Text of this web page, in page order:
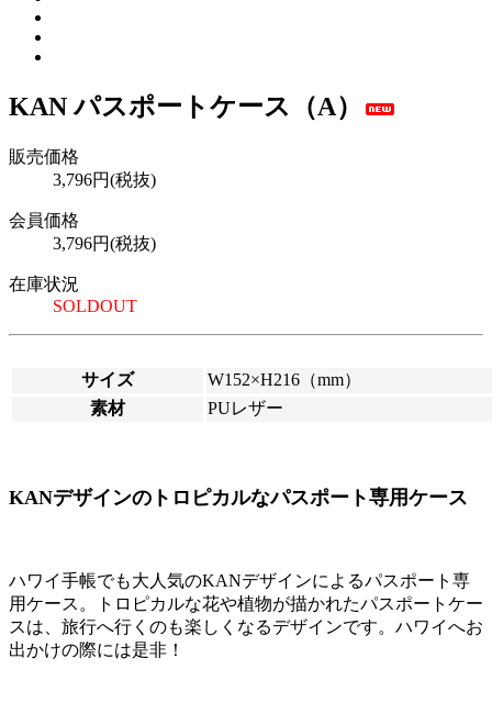
KAN パスポートケース（A）
販売価格
3,796円(税抜)
会員価格
3,796円(税抜)
在庫状況
SOLDOUT
サイズ
W152×H216（mm）
素材
PUレザー
KANデザインのトロピカルなパスポート専用ケース
ハワイ手帳でも大人気のKANデザインによるパスポート専
用ケース。トロピカルな花や植物が描かれたパスポートケー
スは、旅行へ行くのも楽しくなるデザインです。ハワイへお
出かけの際には是非！